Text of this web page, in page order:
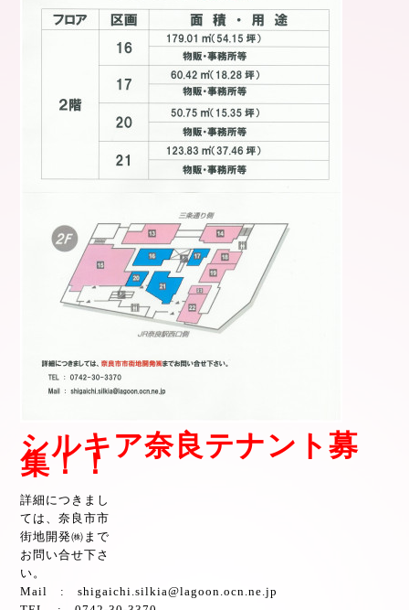
シルキア奈良テナント募
集！！
詳細につきまし
ては、 奈良市市
街地開発㈱まで
お問い合せ下さ
い。
Mail
:
shigaichi.silkia@lagoon.ocn.ne.jp